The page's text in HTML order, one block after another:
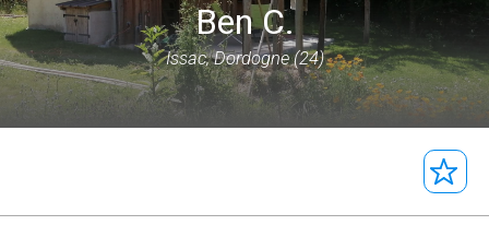
Ben C.
Issac, Dordogne (24)